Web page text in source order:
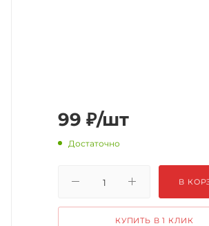
99 ₽/шт
Достаточно
В
КУПИТЬ В 1 КЛИК